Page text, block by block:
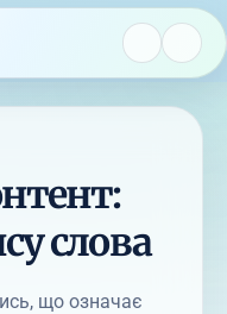
слова
що означає